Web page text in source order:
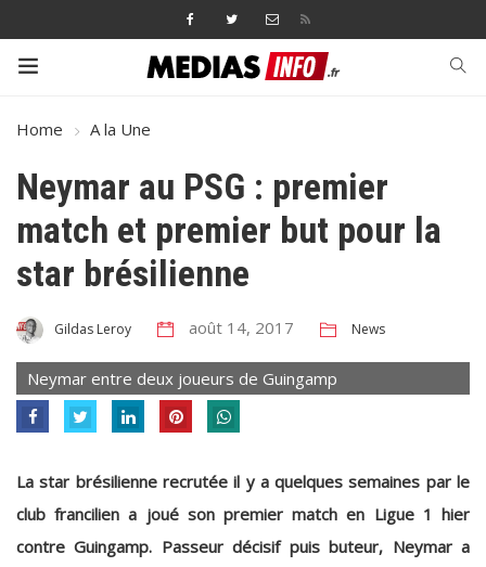
Home A la Une
Neymar au PSG : premier
match et premier but pour la
star brésilienne
Gildas Leroy août 14, 2017 News
Neymar entre deux joueurs de Guingamp
La star brésilienne recrutée il y a quelques semaines par le
club francilien a joué son premier match en Ligue 1 hier
contre Guingamp. Passeur décisif puis buteur, Neymar a